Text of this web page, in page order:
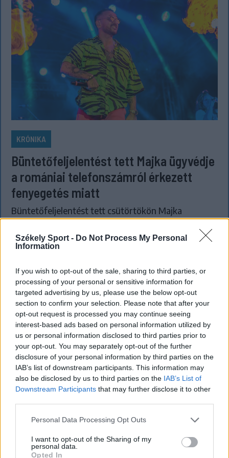
Székely Sport - Do Not Process My Personal
Information
If you wish to opt-out of the sale, sharing to third parties, or
processing of your personal or sensitive information for
targeted advertising by us, please use the below opt-out
section to confirm your selection. Please note that after your
opt-out request is processed you may continue seeing
interest-based ads based on personal information utilized by
us or personal information disclosed to third parties prior to
your opt-out. You may separately opt-out of the further
disclosure of your personal information by third parties on the
IAB’s list of downstream participants. This information may
also be disclosed by us to third parties on the IAB’s List of
Downstream Participants that may further disclose it to other
Personal Data Processing Opt Outs
I want to opt-out of the Sharing of my
personal data.
Opted In
KRÓNIKA
Büntetőfeljelentést tett Majka ügyvédje
a romániai telefonszámról érkezett
fenyegetés miatt
Büntetőfeljelentést tett csütörtökön Majka
Feszt fesztiválra tervezett koncert lemondását
kiváltó fenyegetés ügyében.
KRÓNIKA
Meddig használható még a régi